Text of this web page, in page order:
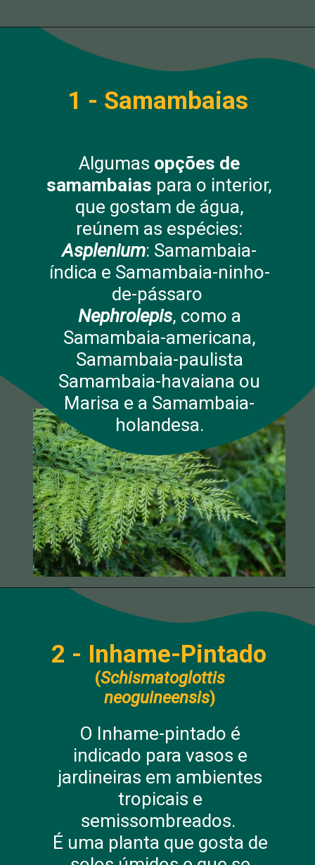
Algumas opções de
samambaias para o interior,
que gostam de água,
reúnem as espécies:
Asplenium: Samambaia-
índica e Samambaia-ninho-
de-pássaro
Nephrolepis, como a
Samambaia-americana,
Samambaia-paulista
Samambaia-havaiana ou
Marisa e a Samambaia-
holandesa.
1 - Samambaias
O Inhame-pintado é
indicado para vasos e
jardineiras em ambientes
tropicais e
semissombreados.
É uma planta que gosta de
2 - Inhame-Pintado
(Schismatoglottis
neoguineensis)